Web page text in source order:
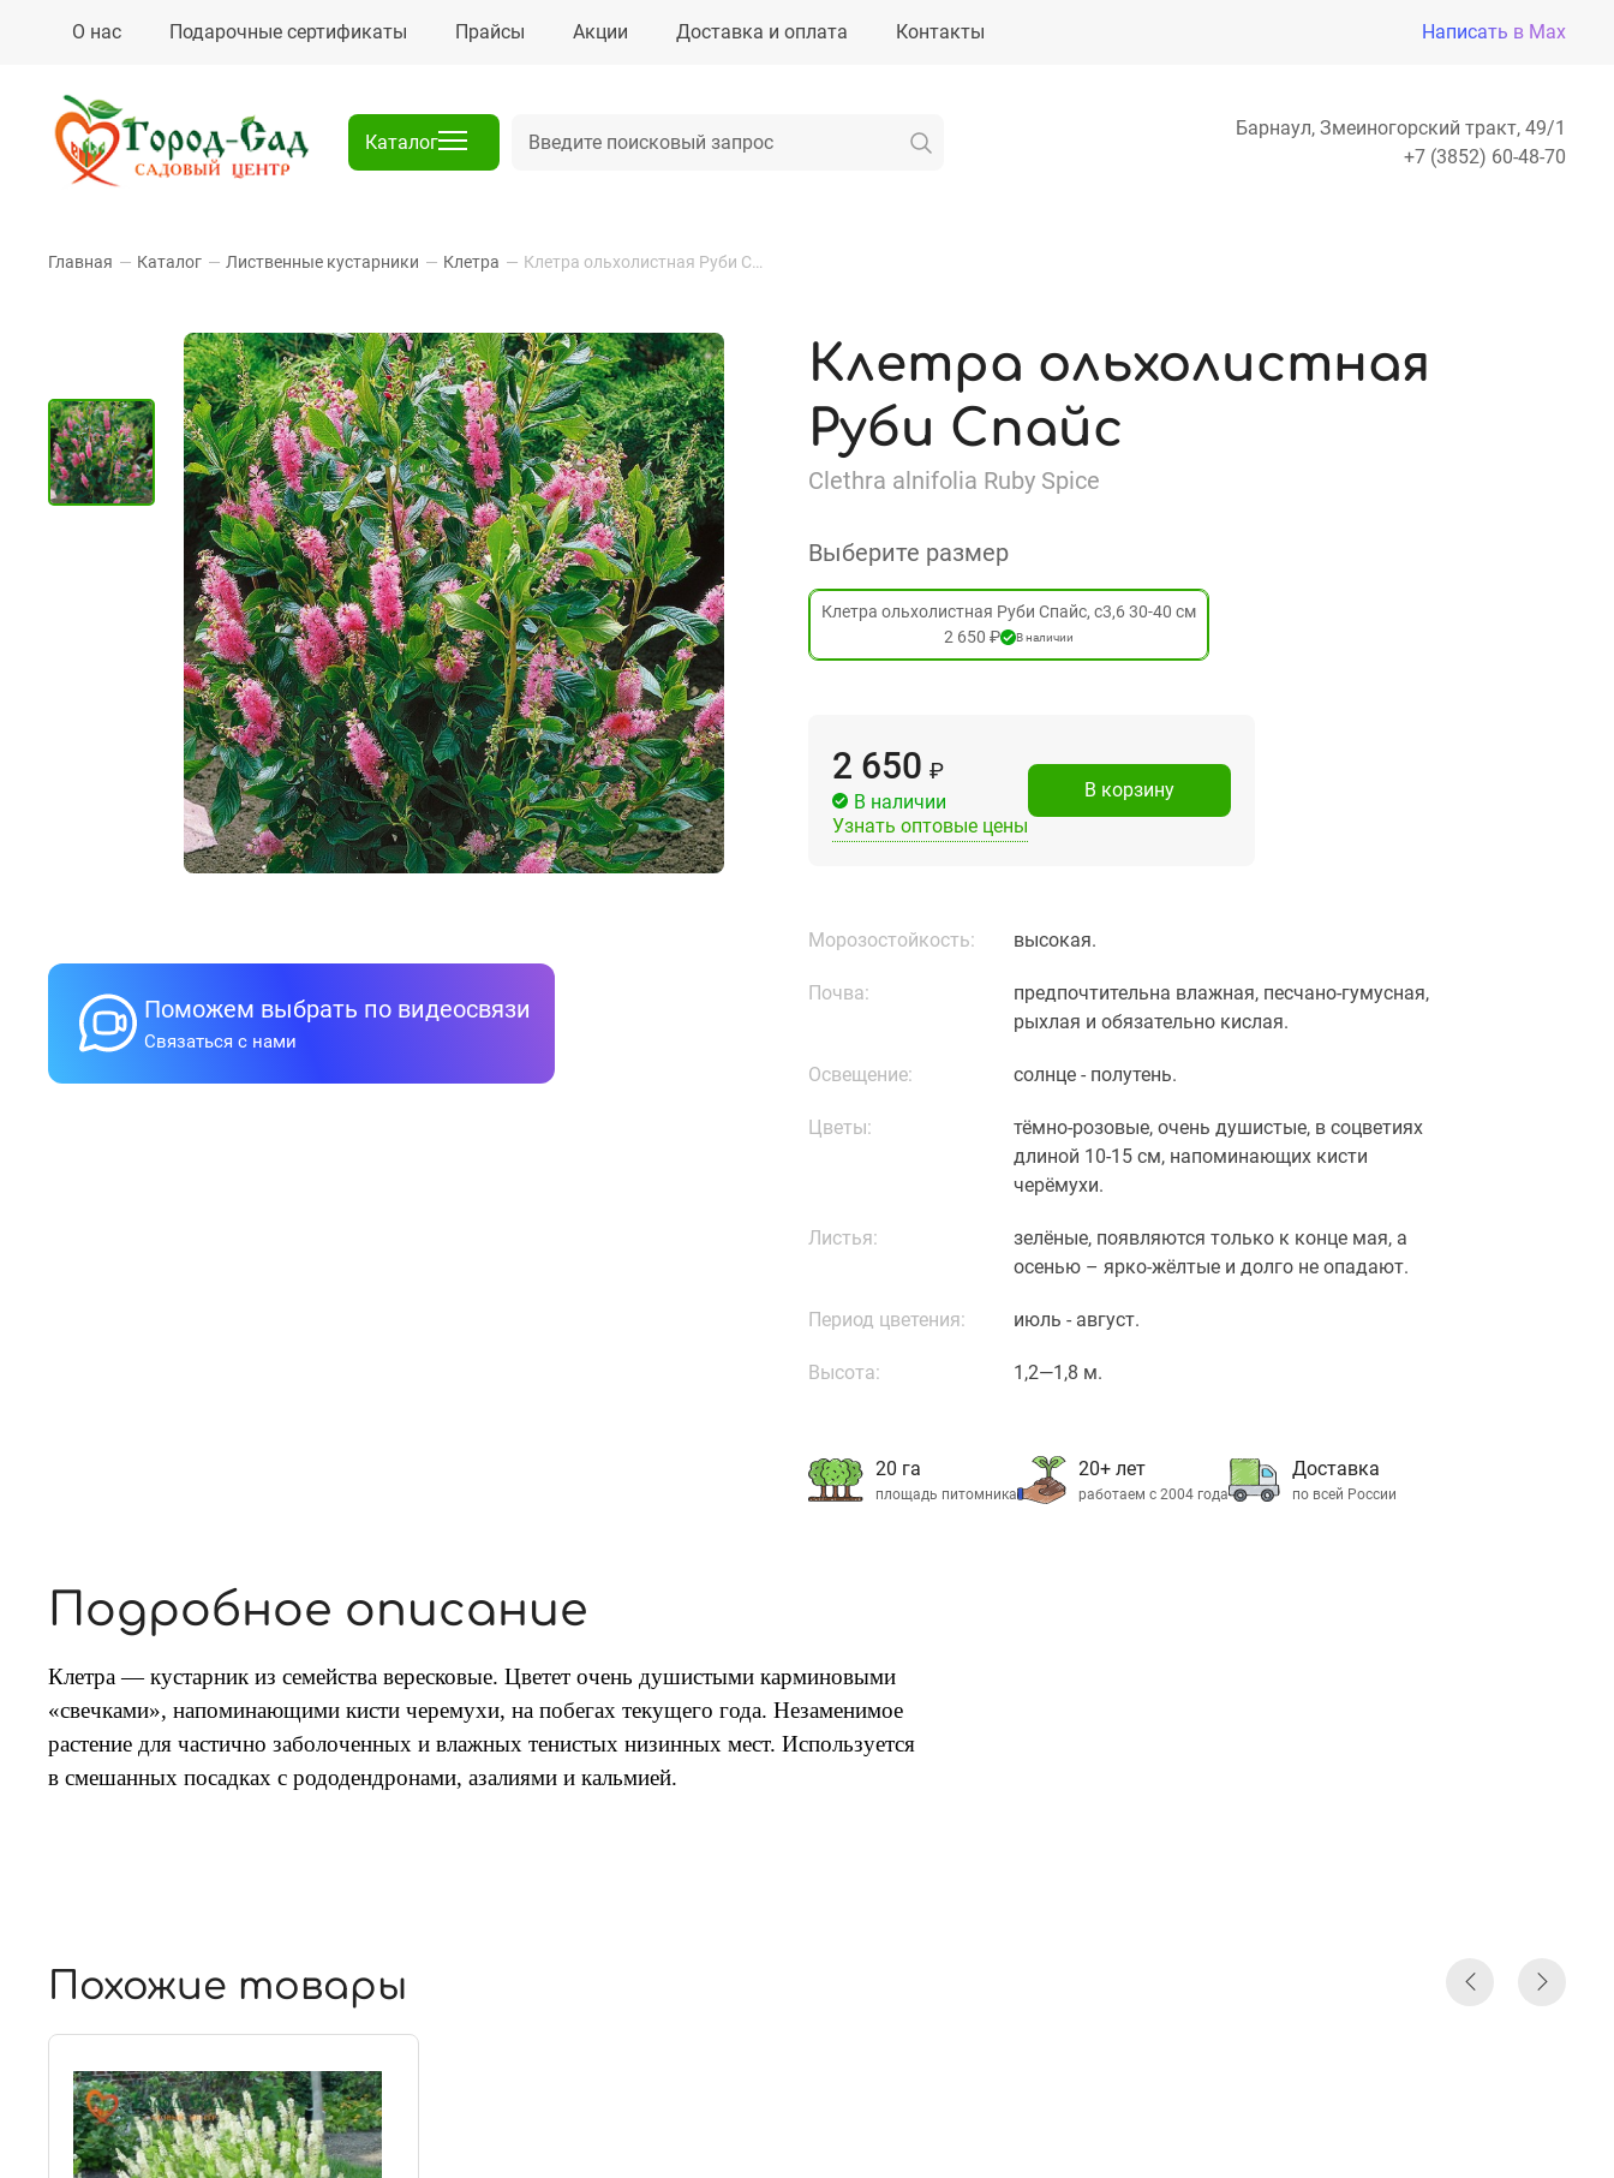
О нас Подарочные сертификаты Прайсы Акции Доставка и оплата Контакты Написать в Max
Каталог
Барнаул, Змеиногорский тракт, 49/1
+7 (3852) 60-48-70
Главная — Каталог — Лиственные кустарники — Клетра — Клетра ольхолистная Руби Спайс
Поможем выбрать по видеосвязи
Связаться с нами
Клетра ольхолистная
Руби Спайс
Clethra alnifolia Ruby Spice
Выберите размер
Клетра ольхолистная Руби Спайс, с3,6 30-40 см
2 650 ₽
В наличии
2 650 ₽
В наличии
Узнать оптовые цены
В корзину
Морозостойкость: высокая.
Почва:
предпочтительна влажная, песчано-гумусная,
рыхлая и обязательно кислая.
Освещение: солнце - полутень.
Цветы:
тёмно-розовые, очень душистые, в соцветиях
длиной 10-15 см, напоминающих кисти
черёмухи.
Листья:
зелёные, появляются только к конце мая, а
осенью – ярко-жёлтые и долго не опадают.
Период цветения: июль - август.
Высота: 1,2—1,8 м.
20 га
площадь питомника
20+ лет
работаем с 2004 года
Доставка
по всей России
Подробное описание
Клетра — кустарник из семейства вересковые. Цветет очень душистыми карминовыми
«свечками», напоминающими кисти черемухи, на побегах текущего года. Незаменимое
растение для частично заболоченных и влажных тенистых низинных мест. Используется
в смешанных посадках с рододендронами, азалиями и кальмией.
Похожие товары